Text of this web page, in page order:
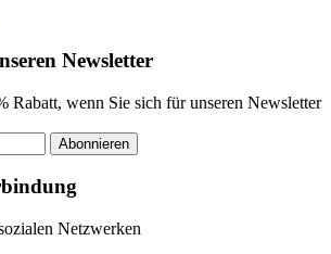
Newsletter
Rabatt, wenn Sie sich für unseren Newsletter
Abonnieren
Netzwerken